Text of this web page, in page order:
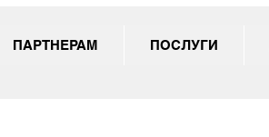
ПАРТНЕРАМ ПОСЛУГИ